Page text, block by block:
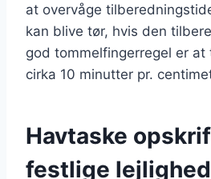
at overvåge
kan blive tør, hvis den
god tommelfingerregel er
cirka 10 minutter pr.
Havtaske
festlige